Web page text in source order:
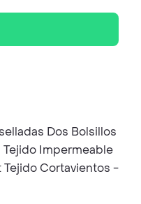
Dos Bolsillos
Tejido Impermeable
Tejido Cortavientos -